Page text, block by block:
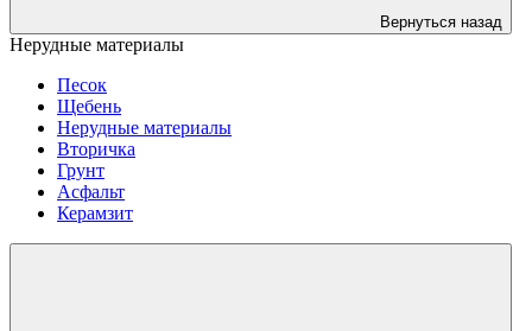
Вернуться назад
Нерудные материалы
Песок
Щебень
Нерудные материалы
Вторичка
Грунт
Асфальт
Керамзит